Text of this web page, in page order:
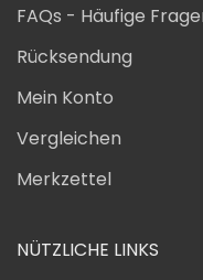
FAQs - Häufige
Rücksendung
Mein Konto
Vergleichen
Merkzettel
NÜTZLICHE LINKS